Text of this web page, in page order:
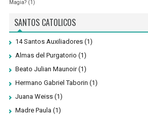
Magia? (1)
SANTOS CATOLICOS
14 Santos Auxiliadores (1)
Almas del Purgatorio (1)
Beato Julian Maunoir (1)
Hermano Gabriel Taborin (1)
Juana Weiss (1)
Madre Paula (1)